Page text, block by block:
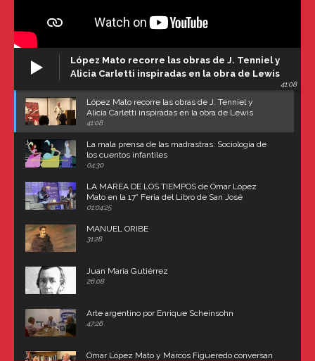
López Mato recorre las obras de J. Tenniel y
Alicia Carletti inspiradas en la obra de Lewis
41:08
López Mato recorre las obras de J. Tenniel y
Alicia Carletti inspiradas en la obra de Lewis
Carroll
41:08
La mala prensa de las madrastras: Sociología de
los cuentos infantiles
04:30
LA MAREA DE LOS TIEMPOS de Omar López
Mato en la 17° Feria del Libro de San José
(Uruguay)
01:04:25
MANUEL ORIBE
31:28
Juan María Gutiérrez
26:08
Arte argentino por Enrique Scheinsohn
47:26
Omar López Mato y Marcos Figueredo conversan